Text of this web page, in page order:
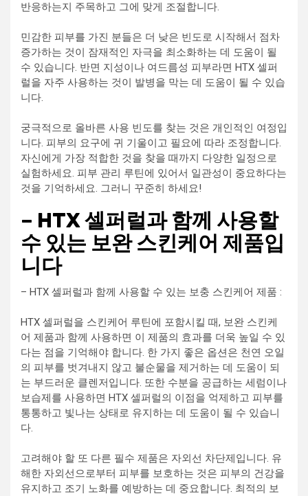
반응하는지 주목하고 그에 맞게 조절합니다.
민감한 피부를 가진 분들은 더 낮은 빈도로 시작해서 점차
증가하는 것이 잠재적인 자극을 최소화하는 데 도움이 될
수 있습니다. 반면 지성이나 여드름성 피부라면 HTX 셀퍼
럴을 자주 사용하는 것이 발병을 막는 데 도움이 될 수 있습
니다.
궁극적으로 올바른 사용 빈도를 찾는 것은 개인적인 여정입
니다. 피부의 요구에 귀 기울이고 필요에 따라 조정합니다.
자신에게 가장 적합한 것을 찾을 때까지 다양한 일정으로
실험하세요. 피부 관리 루틴에 있어서 일관성이 중요하다는
것을 기억하세요. 그러니 꾸준히 하세요!
– HTX 셀퍼럴과 함께 사용할
수 있는 보완 스킨케어 제품입
니다
– HTX 셀퍼럴과 함께 사용할 수 있는 보충 스킨케어 제품 :
HTX 셀퍼럴을 스킨케어 루틴에 포함시킬 때, 보완 스킨케
어 제품과 함께 사용하면 이 제품의 효과를 더욱 높일 수 있
다는 점을 기억해야 합니다. 한 가지 좋은 옵션은 천연 오일
의 피부를 벗겨내지 않고 불순물을 제거하는 데 도움이 되
는 부드러운 클렌저입니다. 또한 수분을 공급하는 세럼이나
보습제를 사용하면 HTX 셀퍼럴의 이점을 억제하고 피부를
통통하고 빛나는 상태로 유지하는 데 도움이 될 수 있습니
다.
고려해야 할 또 다른 필수 제품은 자외선 차단제입니다. 유
해한 자외선으로부터 피부를 보호하는 것은 피부의 건강을
유지하고 조기 노화를 예방하는 데 중요합니다. 최적의 보